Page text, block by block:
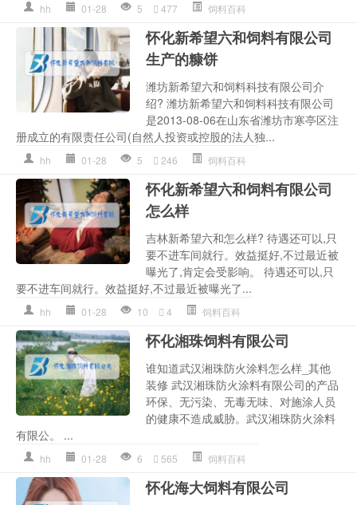
hh 01-28 5 477 饲料百科
怀化新希望六和饲料有限公司
生产的糠饼
潍坊新希望六和饲料科技有限公司介
绍? 潍坊新希望六和饲料科技有限公司
是2013-08-06在山东省潍坊市寒亭区注
册成立的有限责任公司(自然人投资或控股的法人独...
hh 01-28 5 246 饲料百科
怀化新希望六和饲料有限公司
怎么样
吉林新希望六和怎么样? 待遇还可以,只
要不进车间就行。效益挺好,不过最近被
曝光了,肯定会受影响。 待遇还可以,只
要不进车间就行。效益挺好,不过最近被曝光了...
hh 01-28 10 4 饲料百科
怀化湘珠饲料有限公司
谁知道武汉湘珠防火涂料怎么样_其他
装修 武汉湘珠防火涂料有限公司的产品
环保、无污染、无毒无味、对施涂人员
的健康不造成威胁。武汉湘珠防火涂料
有限公。 ...
hh 01-28 6 565 饲料百科
怀化海大饲料有限公司